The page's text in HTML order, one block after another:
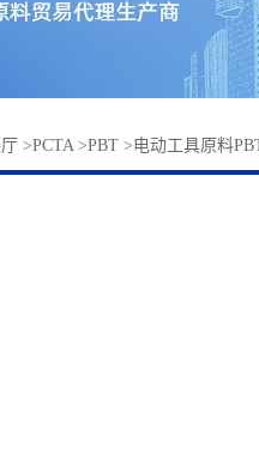
>PCTA>PBT >电动工具原料